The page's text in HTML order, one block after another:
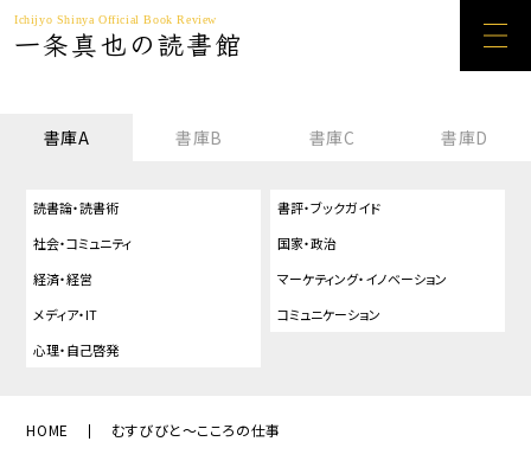
Ichijyo Shinya Official Book Review
一条真也の読書館
書庫A 書庫B 書庫C 書庫D
読書論・読書術
書評・ブックガイド
社会・コミュニティ
国家・政治
経済・経営
マーケティング・イノベーション
メディア・IT
コミュニケーション
心理・自己啓発
HOME むすびびと～こころの仕事